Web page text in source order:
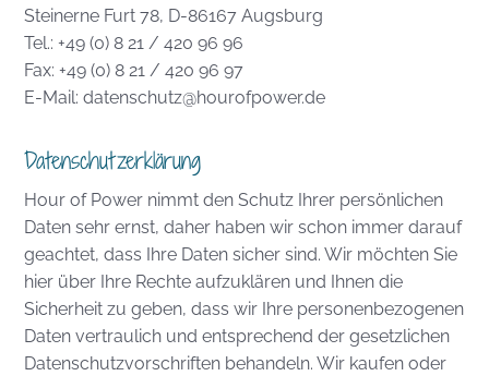
Steinerne Furt 78, D-86167 Augsburg
Tel.: +49 (0) 8 21 / 420 96 96
Fax: +49 (0) 8 21 / 420 96 97
E-Mail: datenschutz@hourofpower.de
Datenschutzerklärung
Hour of Power nimmt den Schutz Ihrer persönlichen
Daten sehr ernst, daher haben wir schon immer darauf
geachtet, dass Ihre Daten sicher sind. Wir möchten Sie
hier über Ihre Rechte aufzuklären und Ihnen die
Sicherheit zu geben, dass wir Ihre personenbezogenen
Daten vertraulich und entsprechend der gesetzlichen
Datenschutzvorschriften behandeln. Wir kaufen oder